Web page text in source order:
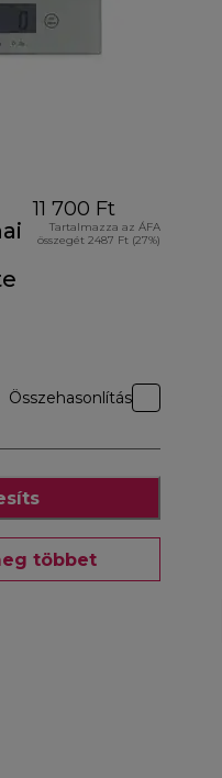
11 700 Ft
Tartalmazza az ÁFA
összegét 2487 Ft (27%)
Összehasonlítás
többet